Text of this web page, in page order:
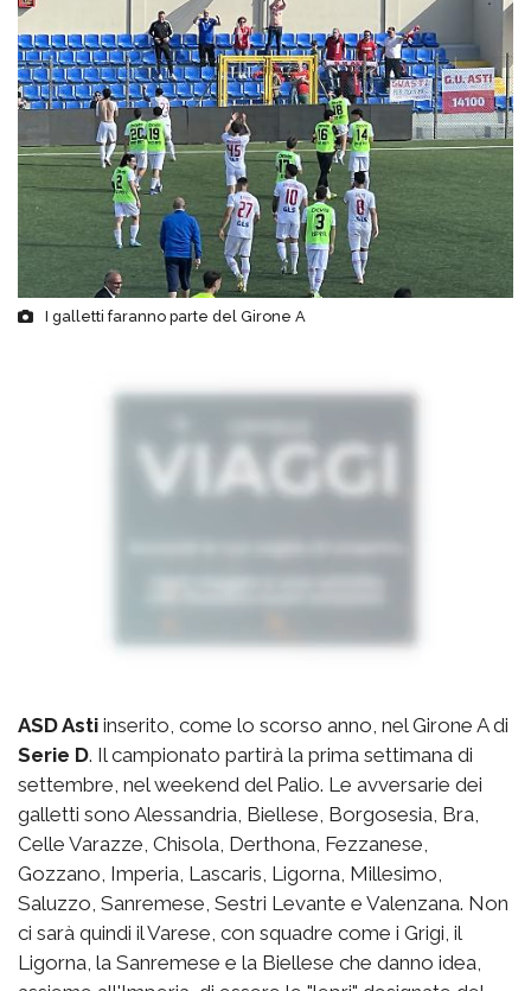
I galletti faranno parte del Girone A
ASD Asti inserito, come lo scorso anno, nel Girone A di
Serie D. Il campionato partirà la prima settimana di
settembre, nel weekend del Palio. Le avversarie dei
galletti sono Alessandria, Biellese, Borgosesia, Bra,
Celle Varazze, Chisola, Derthona, Fezzanese,
Gozzano, Imperia, Lascaris, Ligorna, Millesimo,
Saluzzo, Sanremese, Sestri Levante e Valenzana. Non
ci sarà quindi il Varese, con squadre come i Grigi, il
Ligorna, la Sanremese e la Biellese che danno idea,